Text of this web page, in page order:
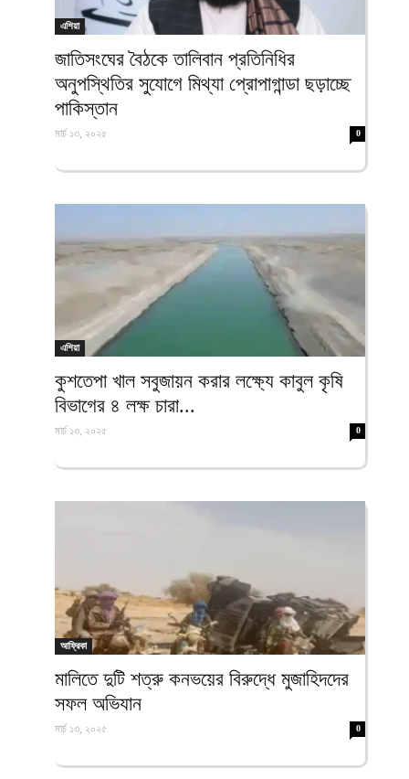
এশিয়া
জাতিসংঘের বৈঠকে তালিবান প্রতিনিধির
অনুপস্থিতির সুযোগে মিথ্যা প্রোপাগান্ডা ছড়াচ্ছে
পাকিস্তান
মার্চ ১৩, ২০২৫ 0
এশিয়া
কুশতেপা খাল সবুজায়ন করার লক্ষ্যে কাবুল কৃষি
বিভাগের ৪ লক্ষ চারা...
মার্চ ১৩, ২০২৫ 0
আফ্রিকা
মালিতে দুটি শত্রু কনভয়ের বিরুদ্ধে মুজাহিদদের
সফল অভিযান
মার্চ ১৩, ২০২৫ 0